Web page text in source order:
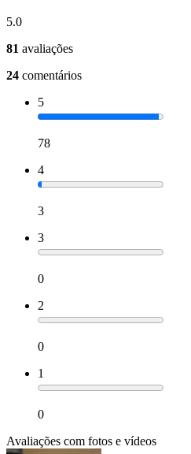
5.0
81 avaliações
24 comentários
5
78
4
3
3
0
2
0
1
0
Avaliações com fotos e vídeos